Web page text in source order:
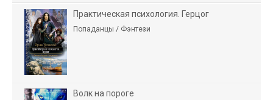
Практическая психология. Герцог
Попаданцы / Фэнтези
Волк на пороге